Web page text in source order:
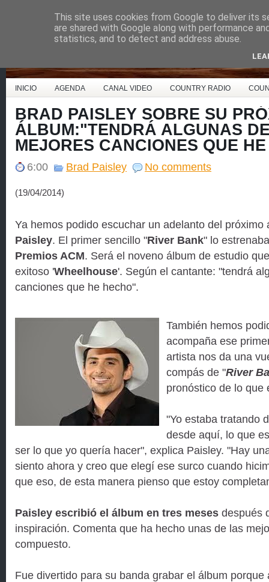
Country Music España
INICIO AGENDA CANAL VIDEO COUNTRY RADIO
BRAD PAISLEY SOBRE SU
ÁLBUM:"TENDRÁ ALGUNAS
MEJORES CANCIONES QUE
6:00 Brad Paisley No comments
(19/04/2014)
Ya hemos podido escuchar un adelanto del
Paisley. El primer sencillo "River Bank" lo
Premios ACM. Será el noveno álbum de estudio
exitoso 'Wheelhouse'. Según el cantante: "tendrá
canciones que he hecho".
También hemos
acompaña ese
artista nos da una
compás de "River
pronóstico de lo que
"Yo estaba tratando
desde aquí, lo que
ser lo que yo quería hacer", explica Paisley. "Hay
siento ahora y creo que elegí ese surco cuando
que eso, de esta manera pienso que estoy
Paisley escribió el álbum en tres meses después
inspiración. Comenta que ha hecho unas de las
compuesto.
Fue divertido para su banda grabar el álbum porque
This site uses cookies from Google to deliver its
are shared with Google along with performance
statistics, and to detect and address abuse.